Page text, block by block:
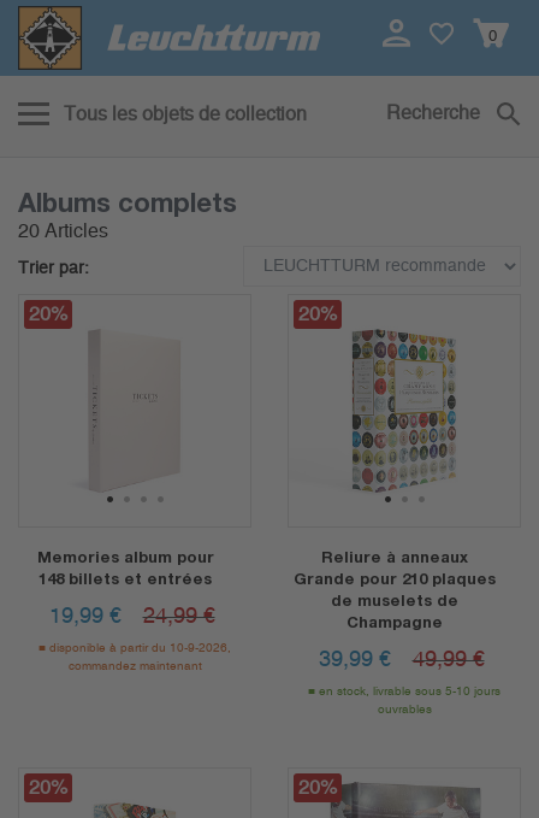
0
Tous les objets de collection Recherche
Albums complets
20 Articles
Trier par:
20%
12 3 4
Memories album pour
148 billets et entrées
19,99 € 24,99 €
disponible à partir du 10-9-2026,
commandez maintenant
20%
123
Reliure à anneaux
Grande pour 210 plaques
de muselets de
Champagne
39,99 € 49,99 €
en stock, livrable sous 5-10 jours
ouvrables
20% 20%